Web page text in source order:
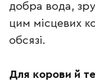
добра вода,
цим місцевих
обсязі.
Для корови й